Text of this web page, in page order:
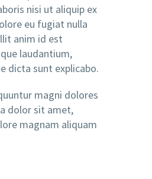
nisi ut aliquip ex
eu fugiat nulla
anim id est
laudantium,
dicta sunt explicabo.
magni dolores
dolor sit amet,
magnam aliquam